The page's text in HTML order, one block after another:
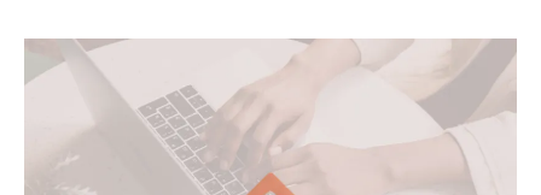
地域特有の買い手ニーズを把握する
オンライン査定で見える地域の不動産トレ
ンド
成功事例から学ぶ地域特化型売却戦略